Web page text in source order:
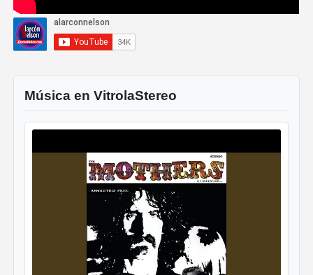
Música en VitrolaStereo